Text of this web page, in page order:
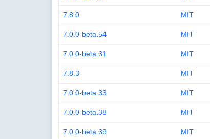
7.8.0 MIT
7.0.0-beta.54 MIT
7.0.0-beta.31 MIT
7.8.3 MIT
7.0.0-beta.33 MIT
7.0.0-beta.38 MIT
7.0.0-beta.39 MIT